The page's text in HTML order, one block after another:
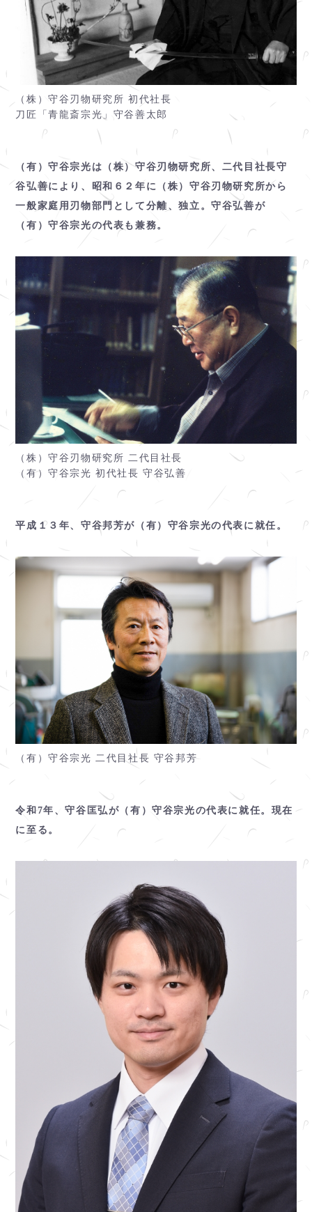
（株）守谷刃物研究所 初代社長
刀匠「青龍斎宗光」守谷善太郎
（有）守谷宗光は（株）守谷刃物研究所、二代目社長守
谷弘善により、昭和６２年に（株）守谷刃物研究所から
一般家庭用刃物部門として分離、独立。守谷弘善が
（有）守谷宗光の代表も兼務。
（株）守谷刃物研究所 二代目社長
（有）守谷宗光 初代社長 守谷弘善
平成１３年、守谷邦芳が（有）守谷宗光の代表に就任。
（有）守谷宗光 二代目社長 守谷邦芳
令和7年、守谷匡弘が（有）守谷宗光の代表に就任。現在
に至る。